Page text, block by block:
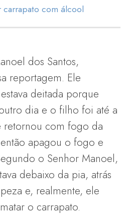
com álcool
dos Santos,
reportagem. Ele
deitada porque
dia e o filho foi até a
retornou com fogo da
apagou o fogo e
o Senhor Manoel,
debaixo da pia, atrás
e, realmente, ele
o carrapato.